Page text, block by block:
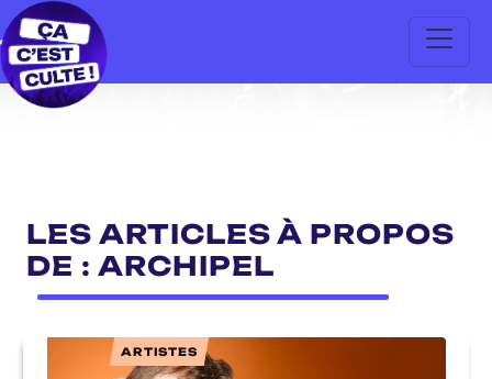
LES ARTICLES À PROPOS
DE : ARCHIPEL
ARTISTES